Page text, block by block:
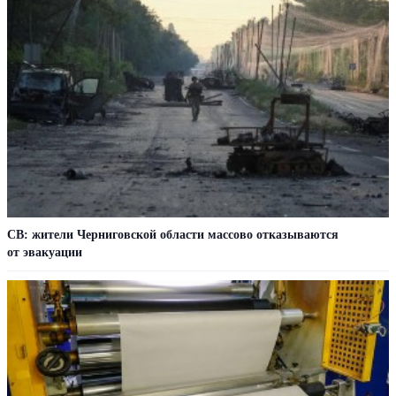
СВ: жители Черниговской области массово отказываются
от эвакуации